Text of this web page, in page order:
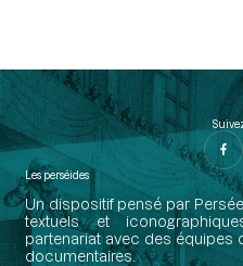
Les perséides
Un dispositif pensé par
textuels et
partenariat avec des équipes
documentaires.